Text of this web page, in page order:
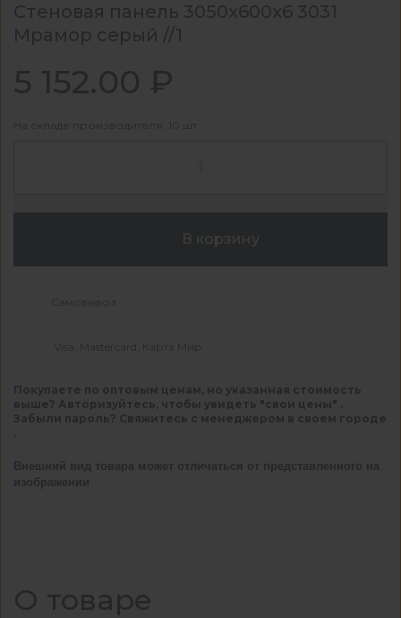
Стеновая панель 3050x600x6 3031
Мрамор серый //1
5 152.00 ₽
На складе производителя: 10 шт
В корзину
Самовывоз
Visa, Mastercard, Карта Мир
Покупаете по оптовым ценам, но указанная стоимость
выше? Авторизуйтесь, чтобы увидеть "свои цены" .
Забыли пароль? Свяжитесь с менеджером в своем городе
Внешний вид товара может отличаться от представленного на
изображении
О товаре